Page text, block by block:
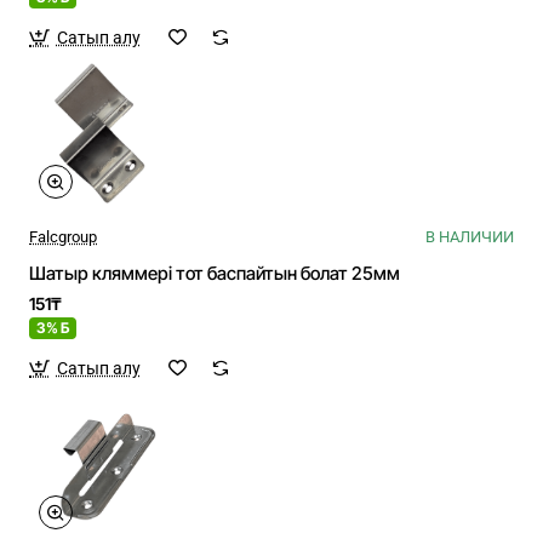
Сатып алу
Falcgroup В НАЛИЧИИ
Шатыр кляммері тот баспайтын болат 25мм
151₸
3% Б
Сатып алу